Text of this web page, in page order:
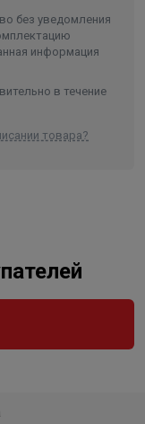
без уведомления
информация
в течение
товара?